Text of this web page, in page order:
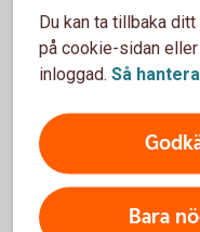
Var tredje svensk
andra i en kris. Det
krisberedskap –
självförtroendet
över hälften av
som del av sin
kunskap kring
Du kan ta tillbaka
på cookie-sidan
inloggad. Så
Bara